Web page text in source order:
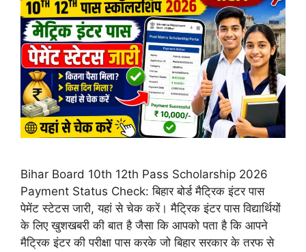
Bihar Board 10th 12th Pass Scholarship 2026
Payment Status Check: बिहार बोर्ड मैट्रिक इंटर पास
पेमेंट स्टेटस जारी, यहां से चेक करें। मैट्रिक इंटर पास विद्यार्थियों
के लिए खुशखबरी की बात है जैसा कि आपको पता है कि आपने
मैट्रिक इंटर की परीक्षा पास करके जो बिहार सरकार के तरफ से